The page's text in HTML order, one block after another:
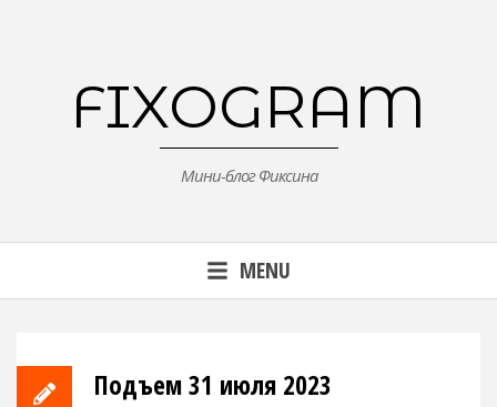
FIXOGRAM
Мини-блог Фиксина
MENU
Подъем 31 июля 2023